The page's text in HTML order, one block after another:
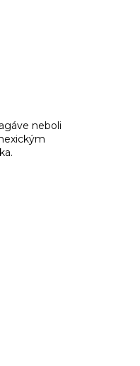
neboli